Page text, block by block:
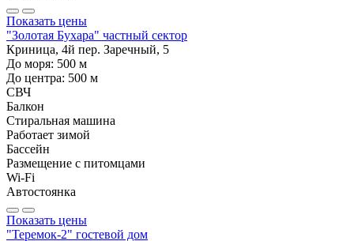
Показать цены
"Золотая Бухара" частный сектор
Криница, 4й пер. Заречный, 5
До моря: 500 м
До центра: 500 м
СВЧ
Балкон
Стиральная машина
Работает зимой
Бассейн
Размещение с питомцами
Wi-Fi
Автостоянка
Показать цены
"Теремок-2" гостевой дом